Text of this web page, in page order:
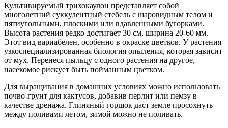
Культивируемый трихокаулон представляет собой
многолетний суккулентный стебель с шаровидным телом и
пятиугольными, плоскими или вдавленными бугорками.
Высота растения редко достигает 30 см, ширина 20-60 мм.
Этот вид вариабелен, особенно в окраске цветков. У растения
узкоспециализированная биология опыления, которая зависит
от мух. Перенеся пыльцу с одного растения на другое,
насекомое рискует быть пойманным цветком.
Для выращивания в домашних условиях можно использовать
почво-грунт для кактусов, добавив перлит или пемзу в
качестве дренажа. Глиняный горшок даст земле просохнуть
между поливами летом, зимой можно не поливать.